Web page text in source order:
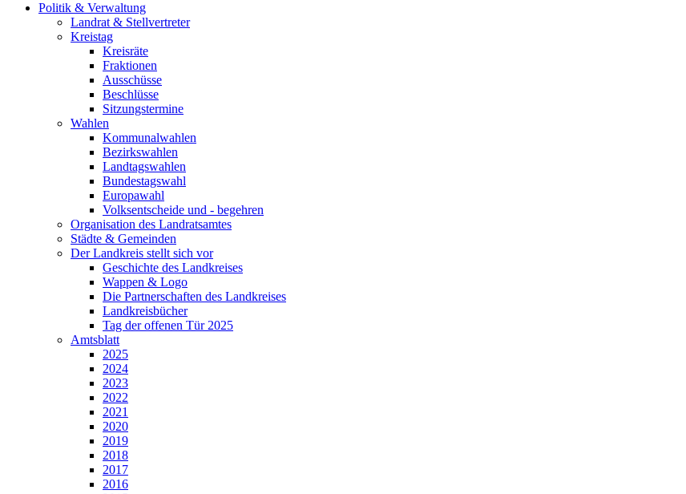
Politik & Verwaltung
Landrat & Stellvertreter
Kreistag
Kreisräte
Fraktionen
Ausschüsse
Beschlüsse
Sitzungstermine
Wahlen
Kommunalwahlen
Bezirkswahlen
Landtagswahlen
Bundestagswahl
Europawahl
Volksentscheide und - begehren
Organisation des Landratsamtes
Städte & Gemeinden
Der Landkreis stellt sich vor
Geschichte des Landkreises
Wappen & Logo
Die Partnerschaften des Landkreises
Landkreisbücher
Tag der offenen Tür 2025
Amtsblatt
2025
2024
2023
2022
2021
2020
2019
2018
2017
2016